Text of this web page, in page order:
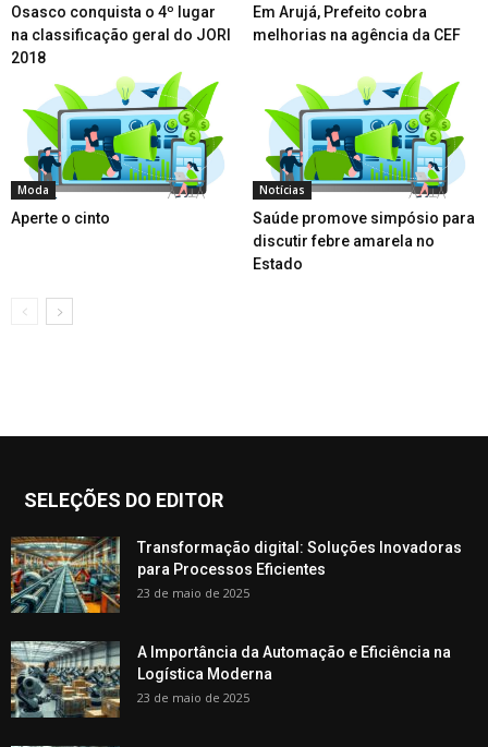
Osasco conquista o 4º lugar
na classificação geral do JORI
2018
Em Arujá, Prefeito cobra
melhorias na agência da CEF
Moda
Aperte o cinto
Notícias
Saúde promove simpósio para
discutir febre amarela no
Estado
SELEÇÕES DO EDITOR
Transformação digital: Soluções Inovadoras
para Processos Eficientes
23 de maio de 2025
A Importância da Automação e Eficiência na
Logística Moderna
23 de maio de 2025